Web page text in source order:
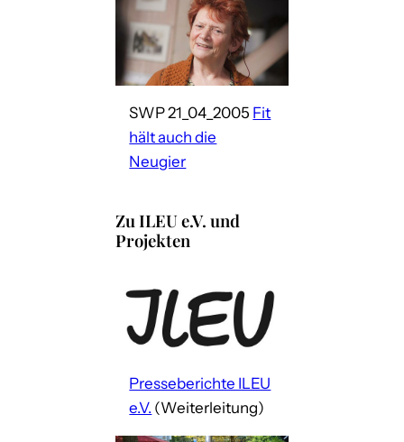
SWP 21_04_2005 Fit
hält auch die
Neugier
Zu ILEU e.V. und
Projekten
Presseberichte ILEU
e.V. (Weiterleitung)